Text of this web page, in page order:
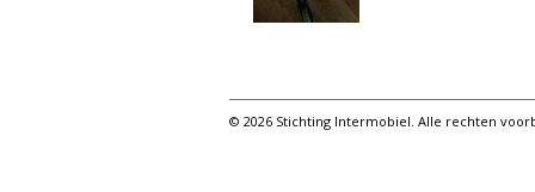
© 2026 Stichting Intermobiel. Alle rechten